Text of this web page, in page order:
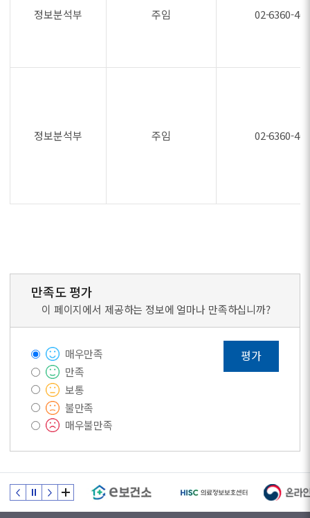
정보분석부 주임 02-6360-
정보분석부 주임 02-6360-
만족도 평가
이 페이지에서 제공하는 정보에 얼마나 만족하십니까?
매우만족
만족
보통
불만족
매우불만족
평가